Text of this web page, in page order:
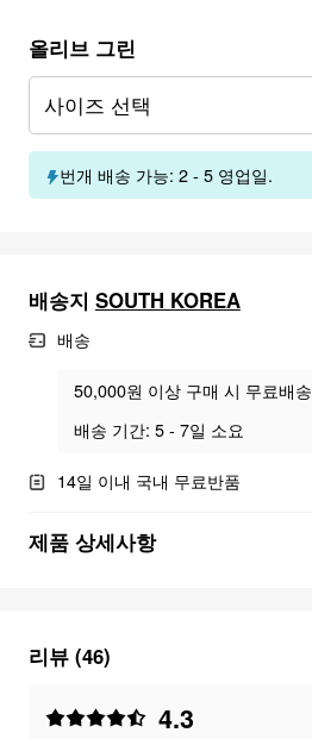
올리브 그린
사이즈 선택
번개 배송 가능: 2 - 5 영업일.
배송지 SOUTH KOREA
배송
50,000원 이상 구매 시 무료배송
배송 기간: 5 - 7일 소요
14일 이내 국내 무료반품
제품 상세사항
리뷰 (46)
4.3